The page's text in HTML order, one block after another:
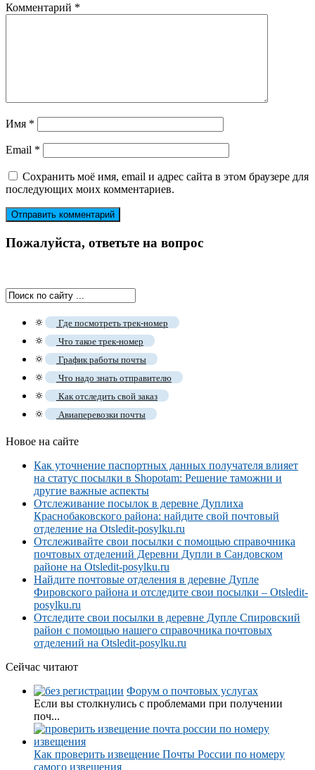
Комментарий *
Имя *
Email *
Сохранить моё имя, email и адрес сайта в этом браузере для
последующих моих комментариев.
Пожалуйста, ответьте на вопрос
🔅 Где посмотреть трек-номер
🔅 Что такое трек-номер
🔅 График работы почты
🔅 Что надо знать отправителю
🔅 Как отследить свой заказ
🔅 Авиаперевозки почты
Новое на сайте
Как уточнение паспортных данных получателя влияет
на статус посылки в Shopotam: Решение таможни и
другие важные аспекты
Отслеживание посылок в деревне Дуплиха
Краснобаковского района: найдите свой почтовый
отделение на Otsledit-posylku.ru
Отслеживайте свои посылки с помощью справочника
почтовых отделений Деревни Дупли в Сандовском
районе на Otsledit-posylku.ru
Найдите почтовые отделения в деревне Дупле
Фировского района и отследите свои посылки – Otsledit-
posylku.ru
Отследите свои посылки в деревне Дупле Спировский
район с помощью нашего справочника почтовых
отделений на Otsledit-posylku.ru
Сейчас читают
Форум о почтовых услугах
Если вы столкнулись с проблемами при получении
поч...
Как проверить извещение Почты России по номеру
самого извещения